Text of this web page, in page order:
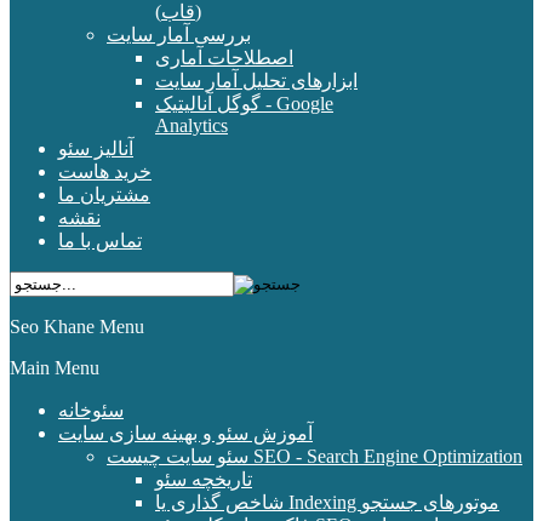
(قاب)
بررسی آمار سایت
اصطلاحات آماری
ابزارهای تحلیل آمار سایت
گوگل آنالیتیک - Google
Analytics
آنالیز سئو
خرید هاست
مشتریان ما
نقشه
تماس با ما
Seo Khane Menu
Main Menu
سئوخانه
آموزش سئو و بهینه سازی سایت
سئو سایت چیست SEO - Search Engine Optimization
تاریخچه سئو
شاخص گذاری یا Indexing موتورهای جستجو